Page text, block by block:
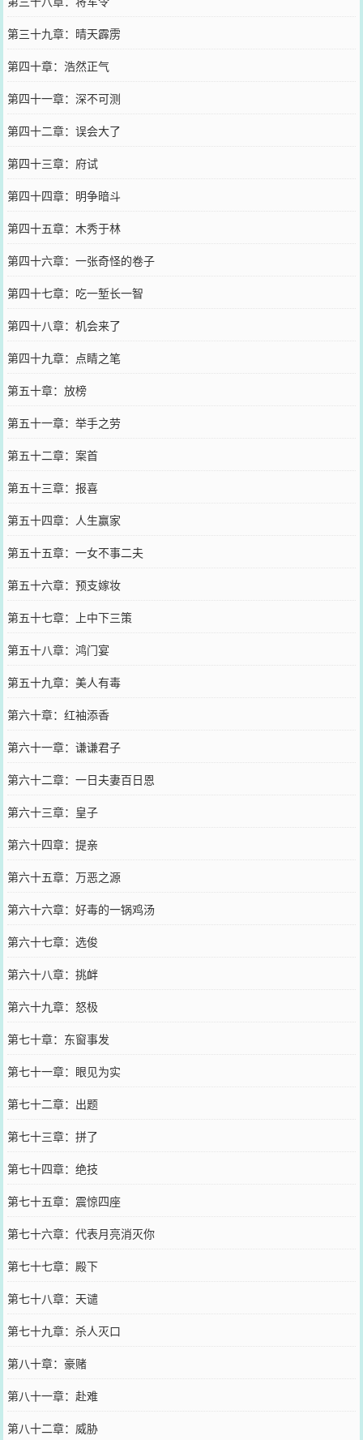
第三十九章：晴天霹雳
第四十章：浩然正气
第四十一章：深不可测
第四十二章：误会大了
第四十三章：府试
第四十四章：明争暗斗
第四十五章：木秀于林
第四十六章：一张奇怪的卷子
第四十七章：吃一堑长一智
第四十八章：机会来了
第四十九章：点睛之笔
第五十章：放榜
第五十一章：举手之劳
第五十二章：案首
第五十三章：报喜
第五十四章：人生赢家
第五十五章：一女不事二夫
第五十六章：预支嫁妆
第五十七章：上中下三策
第五十八章：鸿门宴
第五十九章：美人有毒
第六十章：红袖添香
第六十一章：谦谦君子
第六十二章：一日夫妻百日恩
第六十三章：皇子
第六十四章：提亲
第六十五章：万恶之源
第六十六章：好毒的一锅鸡汤
第六十七章：选俊
第六十八章：挑衅
第六十九章：怒极
第七十章：东窗事发
第七十一章：眼见为实
第七十二章：出题
第七十三章：拼了
第七十四章：绝技
第七十五章：震惊四座
第七十六章：代表月亮消灭你
第七十七章：殿下
第七十八章：天谴
第七十九章：杀人灭口
第八十章：豪赌
第八十一章：赴难
第八十二章：威胁